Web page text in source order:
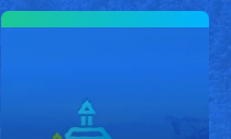
Copyright© 2020
HopNaKop